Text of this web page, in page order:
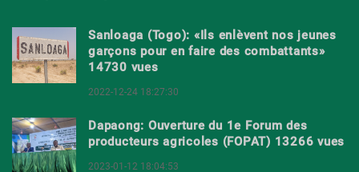
Sanloaga (Togo): «Ils enlèvent nos jeunes
garçons pour en faire des combattants»
14730 vues
2022-12-24 18:27:30
Dapaong: Ouverture du 1e Forum des
producteurs agricoles (FOPAT) 13266 vues
2023-01-12 18:04:53